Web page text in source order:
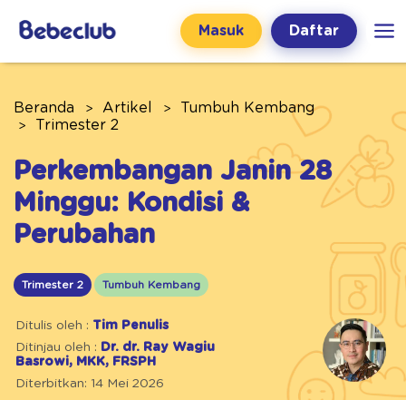
Masuk Daftar
Beranda Artikel
Tumbuh Kembang
Trimester 2
Perkembangan Janin 28
Minggu: Kondisi &
Perubahan
Trimester 2 Tumbuh Kembang
Ditulis oleh : Tim Penulis
Ditinjau oleh : Dr. dr. Ray Wagiu
Basrowi, MKK, FRSPH
Diterbitkan: 14 Mei 2026